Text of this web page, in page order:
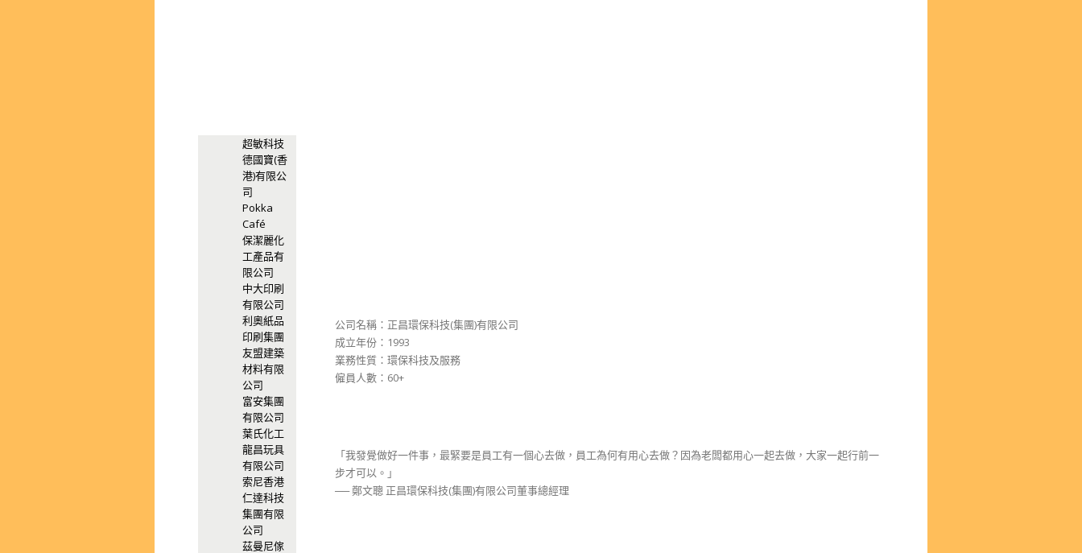
超敏科技
德國寶(香
港)有限公
司
Pokka
Café
保潔麗化
工產品有
限公司
中大印刷
有限公司
利奧紙品
印刷集團
友盟建築
材料有限
公司
富安集團
有限公司
葉氏化工
龍昌玩具
有限公司
索尼香港
仁達科技
集團有限
公司
茲曼尼傢
公司名稱：正昌環保科技(集團)有限公司
成立年份：1993
業務性質：環保科技及服務
僱員人數：60+
「我發覺做好一件事，最緊要是員工有一個心去做，員工為何有用心去做？因為老闆都用心一起去做，大家一起行前一
步才可以。」
── 鄭文聰 正昌環保科技(集團)有限公司董事總經理